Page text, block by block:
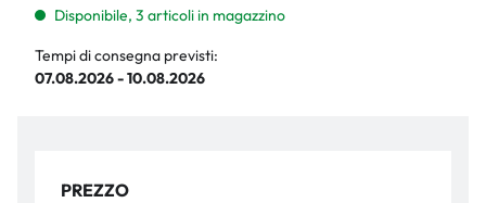
Disponibile, 3 articoli in magazzino
Tempi di consegna previsti:
07.08.2026 - 10.08.2026
PREZZO